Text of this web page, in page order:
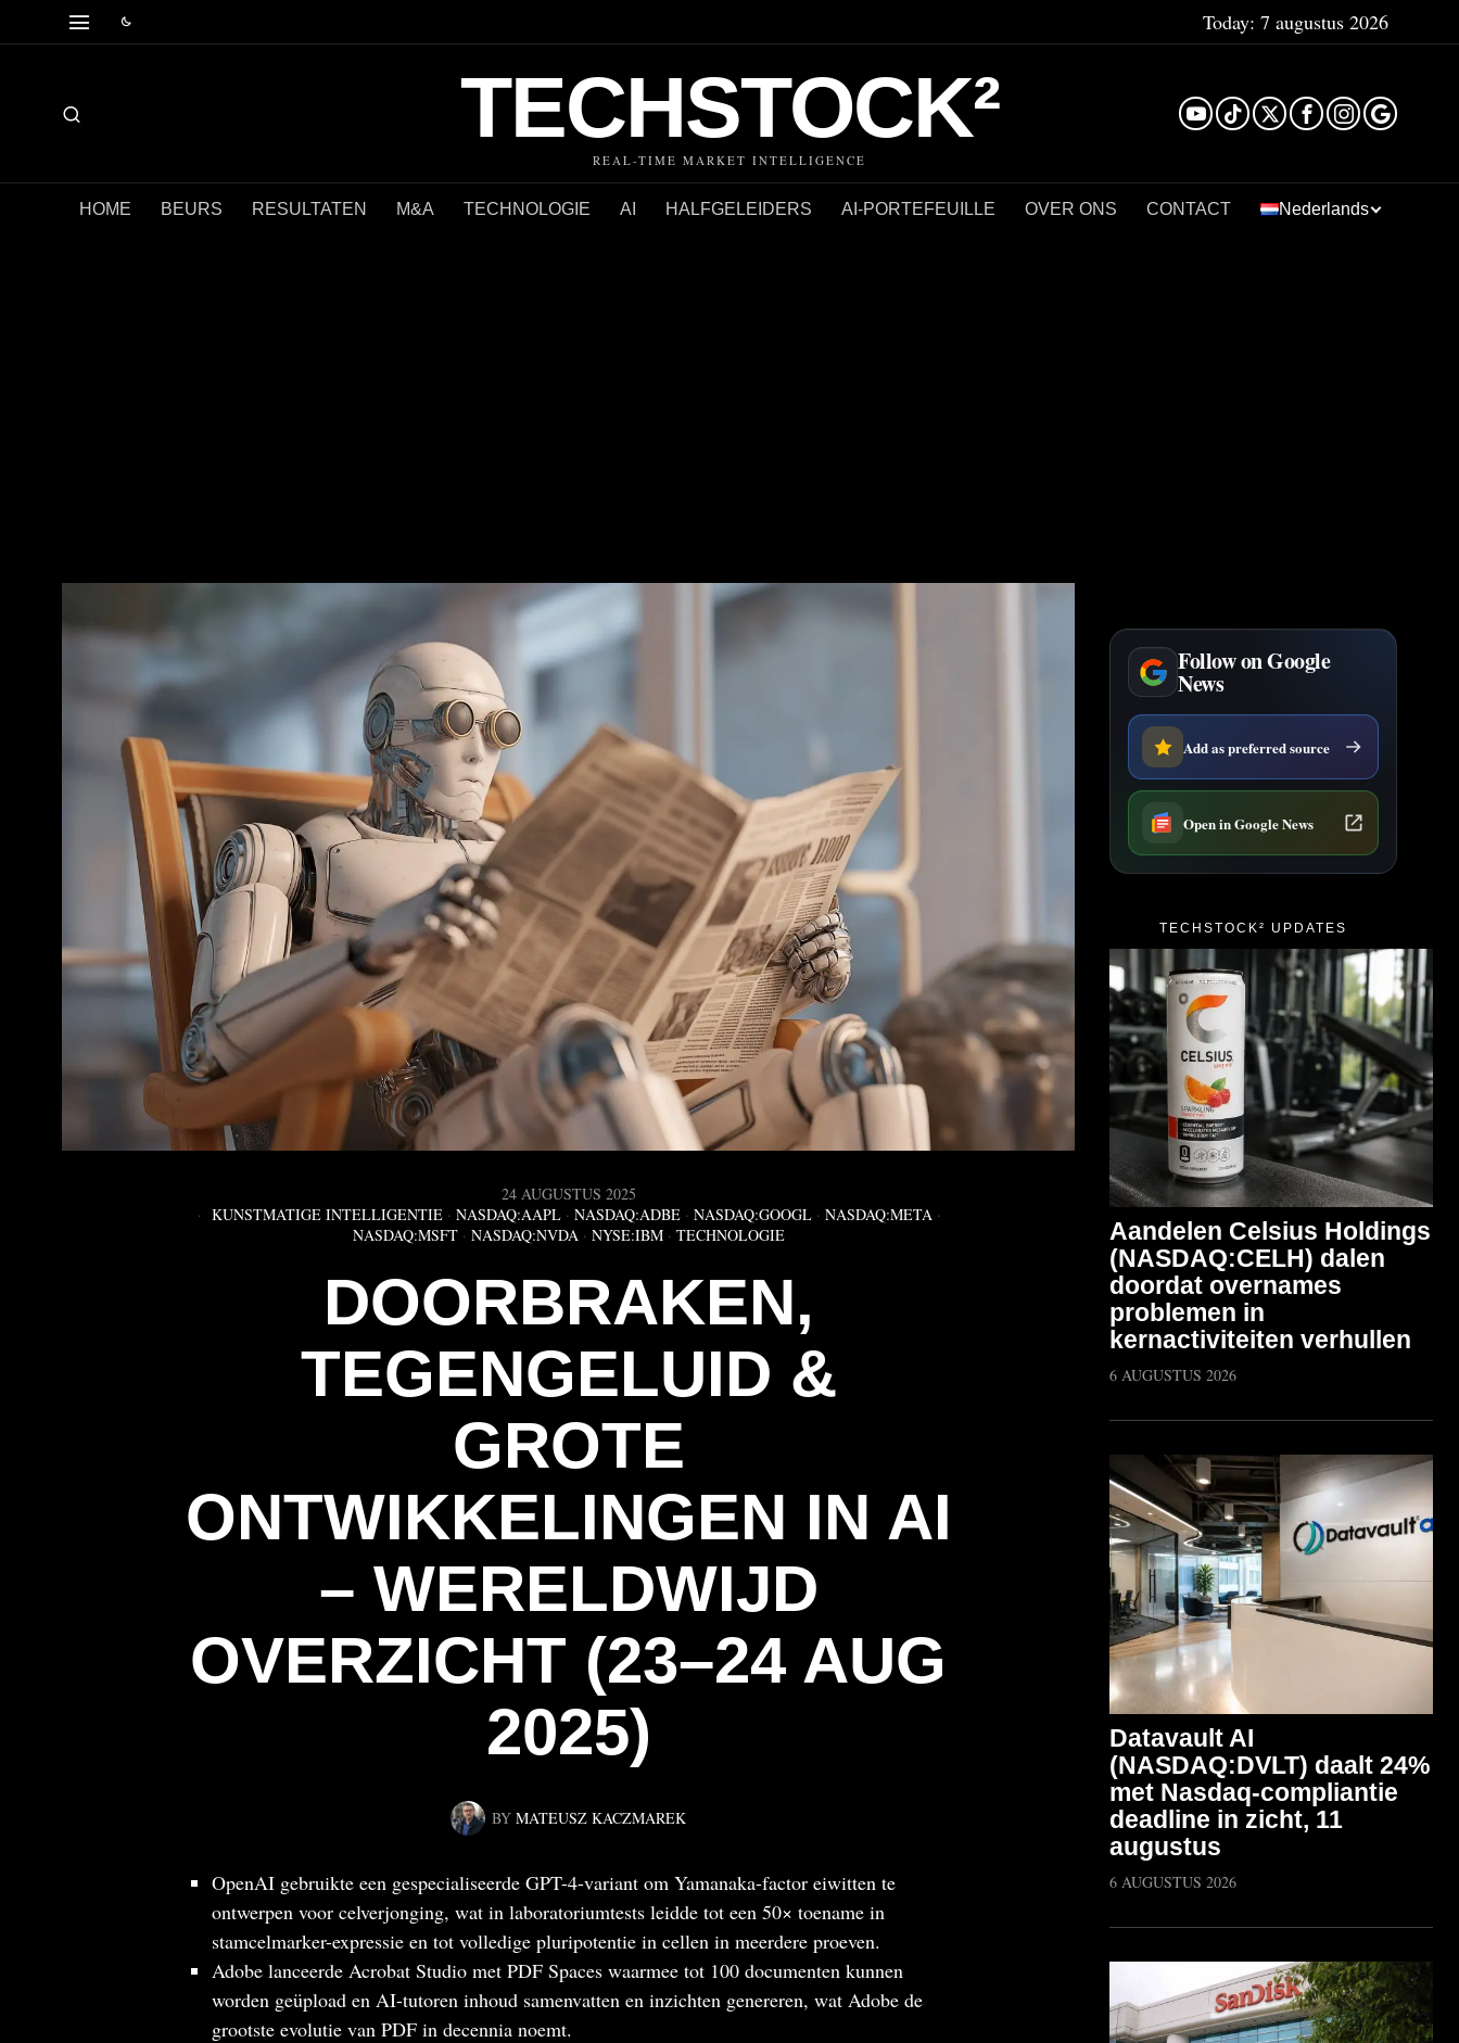
Today: 7 augustus 2026
TECHSTOCK²
REAL-TIME MARKET INTELLIGENCE
HOME BEURS RESULTATEN M&A TECHNOLOGIE AI HALFGELEIDERS AI-PORTEFEUILLE OVER ONS CONTACT Nederlands
24 AUGUSTUS 2025
KUNSTMATIGE INTELLIGENTIE · NASDAQ:AAPL · NASDAQ:ADBE · NASDAQ:GOOGL · NASDAQ:META ·
NASDAQ:MSFT · NASDAQ:NVDA · NYSE:IBM · TECHNOLOGIE
DOORBRAKEN,
TEGENGELUID &
GROTE
ONTWIKKELINGEN IN AI
– WERELDWIJD
OVERZICHT (23–24 AUG
2025)
BY MATEUSZ KACZMAREK
OpenAI gebruikte een gespecialiseerde GPT-4-variant om Yamanaka-factor eiwitten te
ontwerpen voor celverjonging, wat in laboratoriumtests leidde tot een 50× toename in
stamcelmarker-expressie en tot volledige pluripotentie in cellen in meerdere proeven.
Adobe lanceerde Acrobat Studio met PDF Spaces waarmee tot 100 documenten kunnen
worden geüpload en AI-tutoren inhoud samenvatten en inzichten genereren, wat Adobe de
grootste evolutie van PDF in decennia noemt.
Follow on Google
News
Add as preferred source
Open in Google News
TECHSTOCK² UPDATES
Aandelen Celsius Holdings
(NASDAQ:CELH) dalen
doordat overnames
problemen in
kernactiviteiten verhullen
6 AUGUSTUS 2026
Datavault AI
(NASDAQ:DVLT) daalt 24%
met Nasdaq-compliantie
deadline in zicht, 11
augustus
6 AUGUSTUS 2026